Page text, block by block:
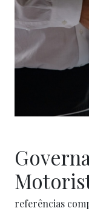
referências